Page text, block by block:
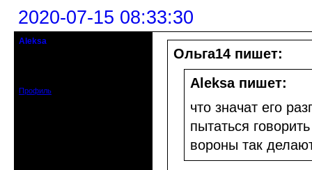
2020-07-15 08:33:30
Aleksa
Профиль
Ольга14 пишет:
Aleksa пишет:
что значат его
пытаться
вороны так